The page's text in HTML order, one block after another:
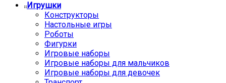
Игрушки
Конструкторы
Настольные игры
Роботы
Фигурки
Игровые наборы
Игровые наборы для мальчиков
Игровые наборы для девочек